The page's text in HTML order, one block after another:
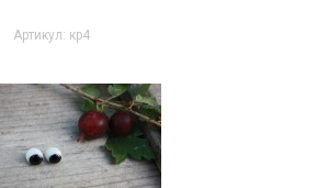
Артикул: кр4